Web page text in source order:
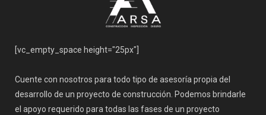
[vc_empty_space height="25px"]
Cuente con nosotros para todo tipo de asesoría propia del
desarrollo de un proyecto de construcción. Podemos brindarle
el apoyo requerido para todas las fases de un proyecto